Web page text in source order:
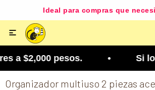
Ideal para compras que

a $2,000 pesos. • Si lo
Organizador multiuso 2 piezas